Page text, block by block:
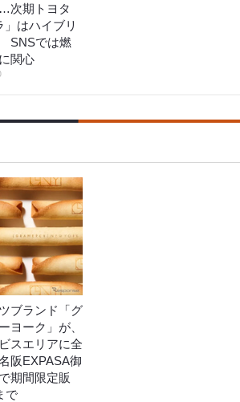
次期トヨタ
」はハイブリ
SNSでは燃
関心
ブランド「グ
ヨーク」が、
スエリアに全
阪EXPASA御
期間限定販
で